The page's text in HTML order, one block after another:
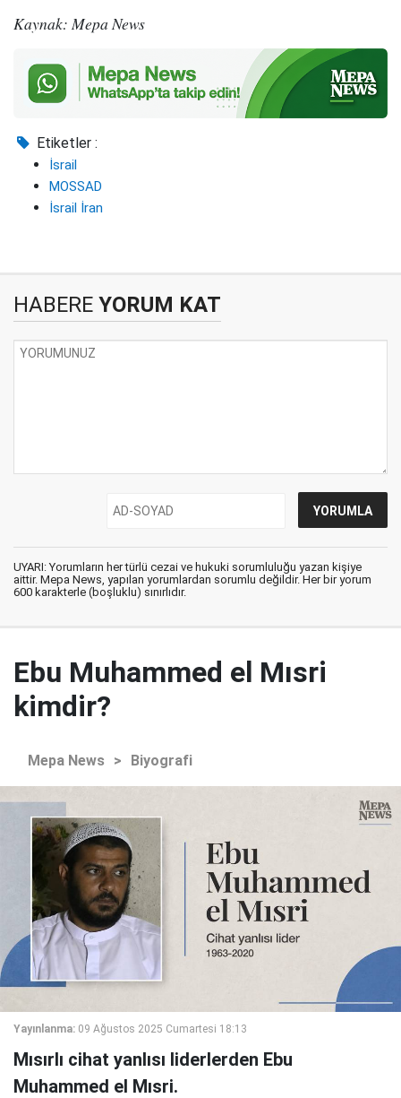
Kaynak: Mepa News
Etiketler :
İsrail
MOSSAD
İsrail İran
HABERE YORUM KAT
UYARI: Yorumların her türlü cezai ve hukuki sorumluluğu yazan kişiye
aittir. Mepa News, yapılan yorumlardan sorumlu değildir. Her bir yorum
600 karakterle (boşluklu) sınırlıdır.
Ebu Muhammed el Mısri
kimdir?
Mepa News > Biyografi
Yayınlanma: 09 Ağustos 2025 Cumartesi 18:13
Mısırlı cihat yanlısı liderlerden Ebu
Muhammed el Mısri.